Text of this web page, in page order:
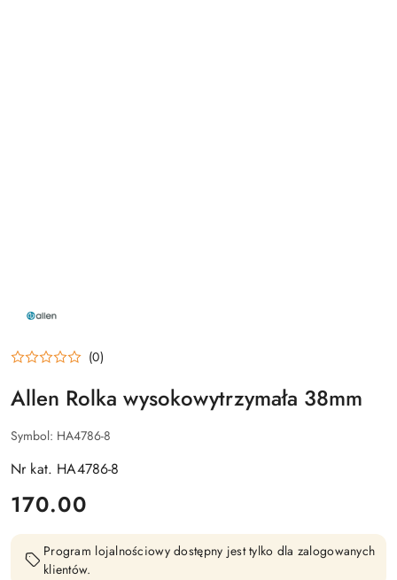
PRODUCENTA:
ALLEN
(0)
Allen Rolka wysokowytrzymała 38mm
Symbol: HA4786-8
Nr kat. HA4786-8
cena:
170.00
Program lojalnościowy dostępny jest tylko dla zalogowanych
klientów.